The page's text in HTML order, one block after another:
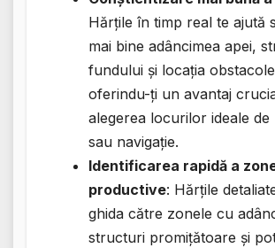
Hărțile în timp real te ajută
mai bine adâncimea apei,
fundului și locația
oferindu-ți un avantaj
alegerea locurilor ideale de
sau navigație.
Identificarea rapidă a
productive: Hărțile
ghida către zonele cu
structuri promițătoare și